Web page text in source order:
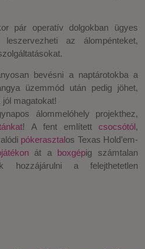
pár operatív dolgokban ügyes
az álompénteket,
bevésni a naptárotokba a
üzemmód után pedig jöhet,
magatokat!
álommelóhely projekthez,
! A fent említettcsocsótól,
pókerasztalos Texas Hold’em-
át a boxgépig számtalan
hozzájárulni a felejthetetlen